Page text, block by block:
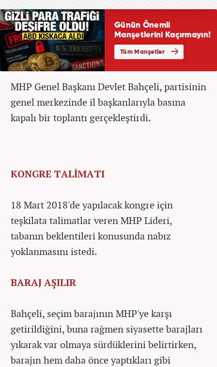
MHP Genel Başkanı Devlet Bahçeli, partisinin
genel merkezinde il başkanlarıyla basına
kapalı bir toplantı gerçekleştirdi.
KONGRE TALİMATI
18 Mart 2018'de yapılacak kongre için
teşkilata talimatlar veren MHP Lideri,
tabanın beklentileri konusunda nabız
yoklanmasını istedi.
BARAJ AŞILIR
Bahçeli, seçim barajının MHP'ye karşı
getirildiğini, buna rağmen siyasette barajları
yıkarak var olmaya sürdüklerini belirtirken,
barajın hem daha önce yaptıkları gibi